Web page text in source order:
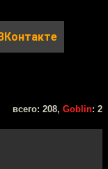
всего: 208, Goblin: 2